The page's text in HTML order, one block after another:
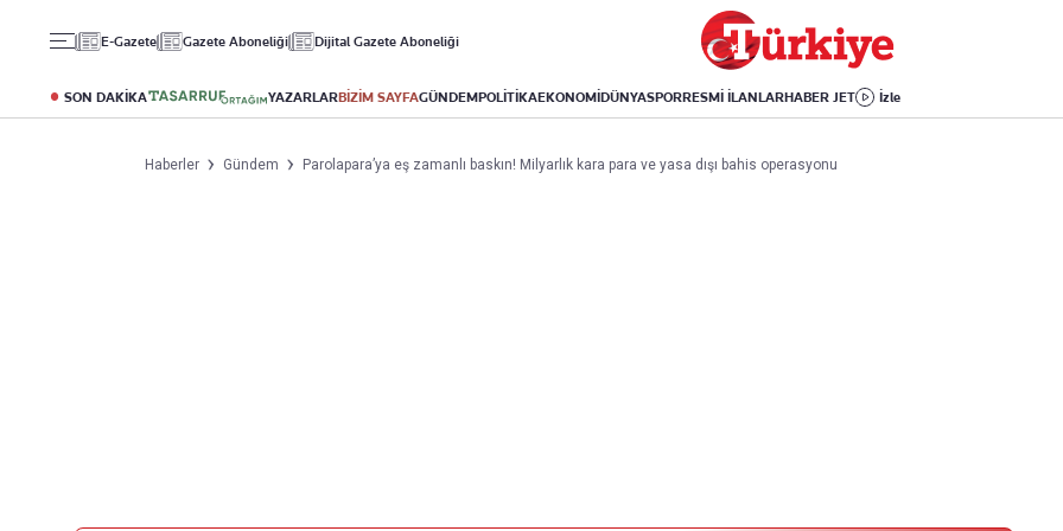
E-Gazete Gazete Aboneliği Dijital Gazete Aboneliği
SON DAKİKA YAZARLARBİZİM SAYFAGÜNDEMPOLİTİKAEKONOMİDÜNYASPORRESMİ İLANLARHABER JET İzle
Altın
Döviz
Kripto Para
Puan Durumu
Fikstür
Avrupa Ligi
Avrupa
Amerika
İsrail-Gazze
Yaşam
Sağlık
Yemek
Aktüel
Kitap
Haberler Gündem Parolapara’ya eş zamanlı baskın! Milyarlık kara para ve yasa dışı bahis operasyonu